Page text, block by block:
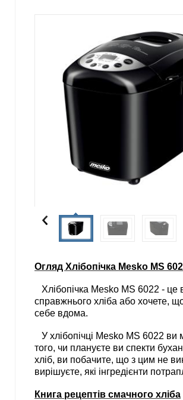
Огляд Хлібопічка Mesko MS
Хлібопічка Mesko MS 6022 - це
справжнього хліба або хочете,
себе вдома.
У хлібопічці Mesko MS 6022 ви
того, чи плануєте ви спекти
хліб, ви побачите, що з цим не
вирішуєте, які інгредієнти
Книга рецептів смачного хліба